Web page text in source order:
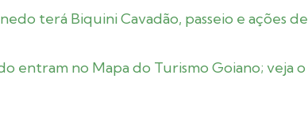
terá Biquini Cavadão, passeio e ações de
entram no Mapa do Turismo Goiano; veja o